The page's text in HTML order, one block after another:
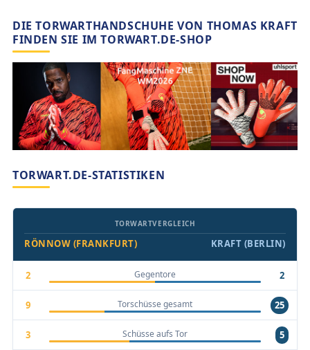
DIE TORWARTHANDSCHUHE VON THOMAS KRAFT
FINDEN SIE IM TORWART.DE-SHOP
TORWART.DE-STATISTIKEN
RÖNNOW (FRANKFURT)
TORWARTVERGLEICH
KRAFT (BERLIN)
2 Gegentore 2
9 Torschüsse gesamt 25
3 Schüsse aufs Tor 5